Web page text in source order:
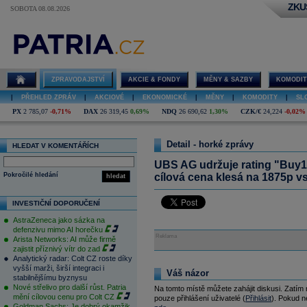
SOBOTA 08.08.2026
ZPRAVODAJSTVÍ AKCIE & FONDY MĚNY & SAZBY
PŘEHLED ZPRÁV AKCIOVÉ EKONOMICKÉ MĚNY KOMODITY
PX 2 785,07 -0,71% DAX 26 319,45 0,69% NDQ 26 690,62 1,30% CZK/€ 24,224 -0,02%
HLEDAT V KOMENTÁŘÍCH
hledat
Pokročilé hledání
INVESTIČNÍ DOPORUČENÍ
AstraZeneca jako sázka na
defenzivu mimo AI horečku
Arista Networks: AI může firmě
zajistit příznivý vítr do zad
Analytický radar: Colt CZ roste díky
vyšší marži, širší integraci i
stabilnějšímu byznysu
Nové střelivo pro další růst. Patria
mění cílovou cenu pro Colt CZ
Detail - horké zprávy
UBS AG udržuje rating
cílová cena klesá na 1875p
Reklama
Váš názor
Na tomto místě můžete zahájit diskusi.
pouze přihlášení uživatelé (Přihlásit). Pokud